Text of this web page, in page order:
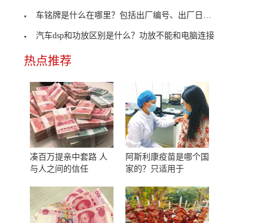
车铭牌是什么在哪里？包括出厂编号、出厂日期及厂名
汽车dsp和功放区别是什么？功放不能和电脑连接
热点推荐
凑百万提亲中套路 人
与人之间的信任
阿斯利康疫苗是哪个国
家的？只适用于